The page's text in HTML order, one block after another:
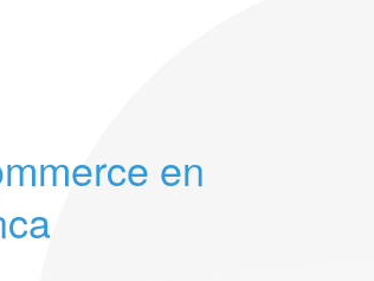
en